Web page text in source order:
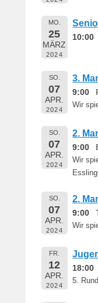
MO.
25
MÄRZ
2024
10:00
SO.
07
APR.
2024
3.
9:00
Wir
SO.
07
APR.
2024
2.
9:00
Wir
SO.
07
APR.
2024
2.
9:00
Wir
FR.
12
APR.
2024
18:00
5.